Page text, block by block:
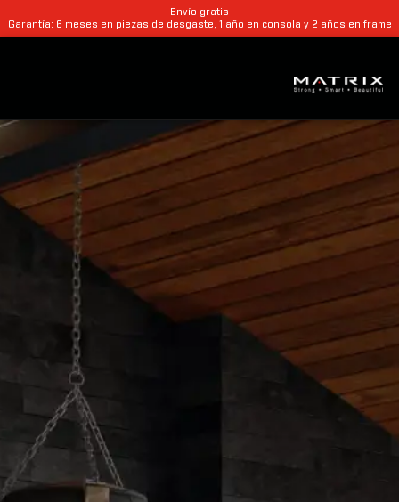
Envío gratis
Garantía: 6 meses en piezas de desgaste, 1 año en consola y 2 años en frame